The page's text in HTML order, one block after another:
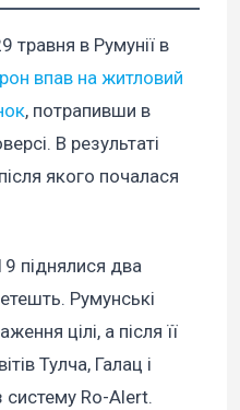
травня в Румунії в
впав на житловий
, потрапивши в
В результаті
якого почалася
піднялися два
Румунські
цілі, а після її
Тулча, Галац і
систему Ro-Alert.